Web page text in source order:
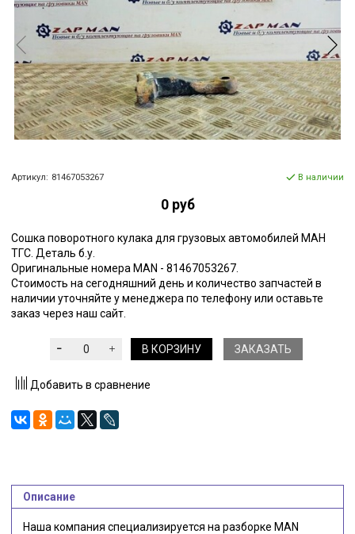
Артикул: 81467053267 В наличии
0 руб
Сошка поворотного кулака для грузовых автомобилей МАН
ТГС. Деталь б.у.
Оригинальные номера MAN - 81467053267.
Стоимость на сегодняшний день и количество запчастей в
наличии уточняйте у менеджера по телефону или оставьте
заказ через наш сайт.
В КОРЗИНУ ЗАКАЗАТЬ
Добавить в сравнение
Описание
Наша компания специализируется на разборке MAN